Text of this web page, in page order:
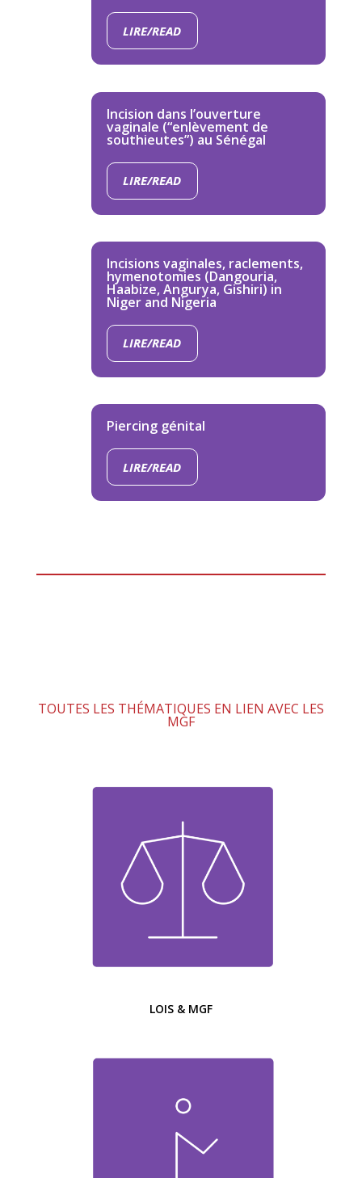
LIRE/READ
Incision dans l’ouverture
vaginale (“enlèvement de
southieutes”) au Sénégal
LIRE/READ
Incisions vaginales, raclements,
hymenotomies (Dangouria,
Haabize, Angurya, Gishiri) in
Niger and Nigeria
LIRE/READ
Piercing génital
LIRE/READ
TOUTES LES THÉMATIQUES EN LIEN AVEC LES
MGF
LOIS & MGF